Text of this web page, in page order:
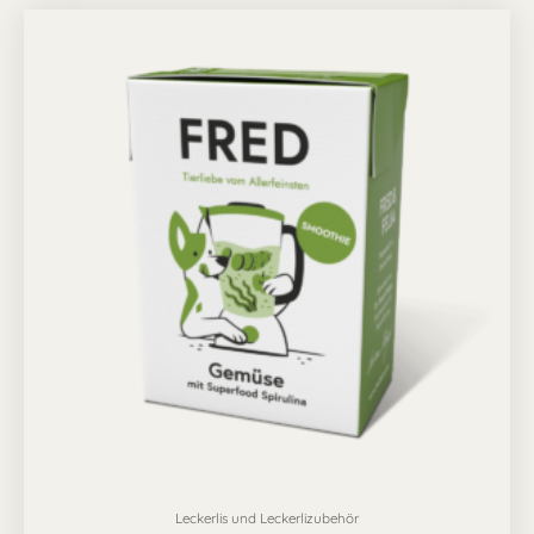
Leckerlis und Leckerlizubehör